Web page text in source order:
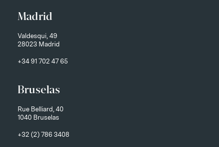
Madrid
Valdesqui, 49
28023 Madrid
+34 91 702 47 65
Bruselas
Rue Belliard, 40
1040 Bruselas
+32 (2) 786 3408